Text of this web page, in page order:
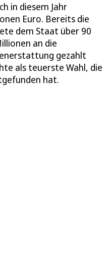
in diesem Jahr
Euro. Bereits die
dem Staat über 90
an die
gezahlt
als teuerste Wahl, die
hat.